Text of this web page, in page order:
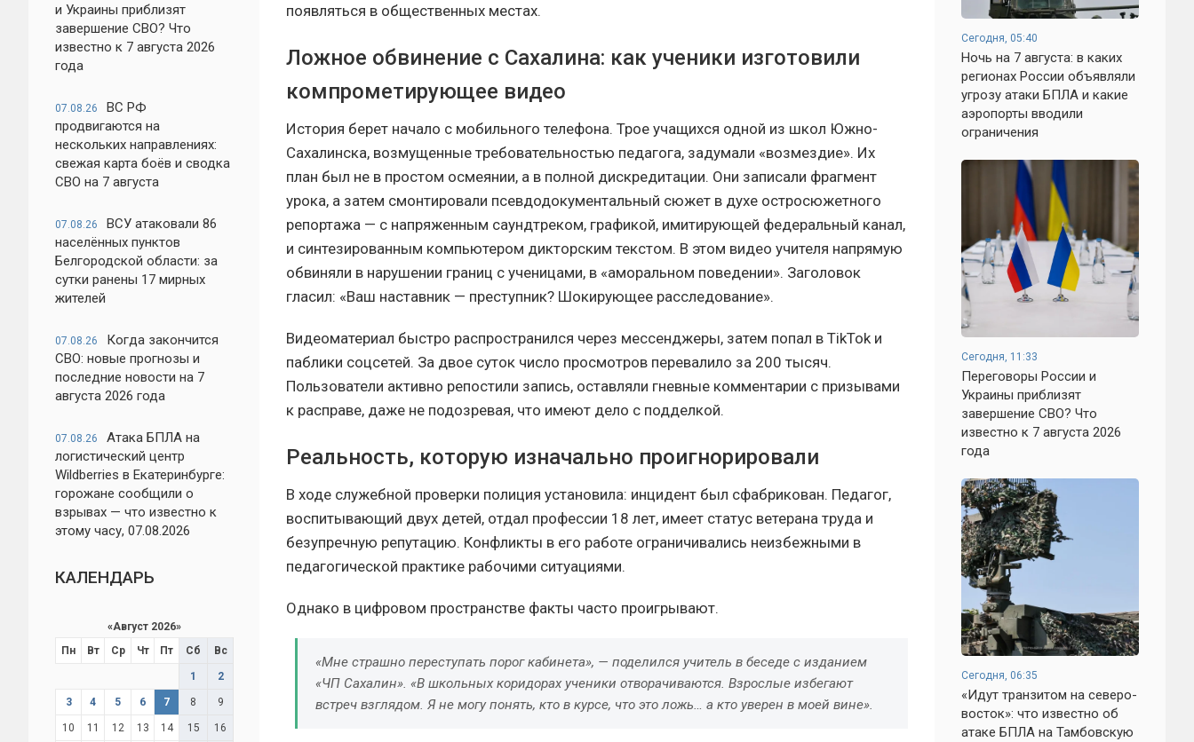
и Украины приблизят
завершение СВО? Что
известно к 7 августа 2026
года
07.08.26
ВС РФ
продвигаются на
нескольких направлениях:
свежая карта боёв и сводка
СВО на 7 августа
07.08.26
ВСУ атаковали 86
населённых пунктов
Белгородской области: за
сутки ранены 17 мирных
жителей
07.08.26
Когда закончится
СВО: новые прогнозы и
последние новости на 7
августа 2026 года
07.08.26
Атака БПЛА на
логистический центр
Wildberries в Екатеринбурге:
горожане сообщили о
взрывах — что известно к
этому часу, 07.08.2026
КАЛЕНДАРЬ
«Август 2026»
Пн
Вт Ср Чт Пт Сб Вс
1 2
3 4 5 6 7 8 9
10 11 12 13 14 15 16
появляться в общественных местах.
Ложное обвинение с Сахалина: как ученики изготовили
компрометирующее видео
История берет начало с мобильного телефона. Трое учащихся одной из школ Южно-
Сахалинска, возмущенные требовательностью педагога, задумали «возмездие». Их
план был не в простом осмеянии, а в полной дискредитации. Они записали фрагмент
урока, а затем смонтировали псевдодокументальный сюжет в духе остросюжетного
репортажа — с напряженным саундтреком, графикой, имитирующей федеральный канал,
и синтезированным компьютером дикторским текстом. В этом видео учителя напрямую
обвиняли в нарушении границ с ученицами, в «аморальном поведении». Заголовок
гласил: «Ваш наставник — преступник? Шокирующее расследование».
Видеоматериал быстро распространился через мессенджеры, затем попал в TikTok и
паблики соцсетей. За двое суток число просмотров перевалило за 200 тысяч.
Пользователи активно репостили запись, оставляли гневные комментарии с призывами
к расправе, даже не подозревая, что имеют дело с подделкой.
Реальность, которую изначально проигнорировали
В ходе служебной проверки полиция установила: инцидент был сфабрикован. Педагог,
воспитывающий двух детей, отдал профессии 18 лет, имеет статус ветерана труда и
безупречную репутацию. Конфликты в его работе ограничивались неизбежными в
педагогической практике рабочими ситуациями.
Однако в цифровом пространстве факты часто проигрывают.
«Мне страшно переступать порог кабинета», — поделился учитель в беседе с изданием
«ЧП Сахалин». «В школьных коридорах ученики отворачиваются. Взрослые избегают
встреч взглядом. Я не могу понять, кто в курсе, что это ложь… а кто уверен в моей вине».
Сегодня, 05:40
Ночь на 7 августа: в каких
регионах России объявляли
угрозу атаки БПЛА и какие
аэропорты вводили
ограничения
Сегодня, 11:33
Переговоры России и
Украины приблизят
завершение СВО? Что
известно к 7 августа 2026
года
Сегодня, 06:35
«Идут транзитом на северо-
восток»: что известно об
атаке БПЛА на Тамбовскую